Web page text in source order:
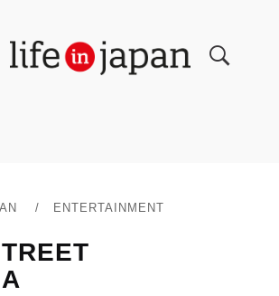
/ ENTERTAINMENT